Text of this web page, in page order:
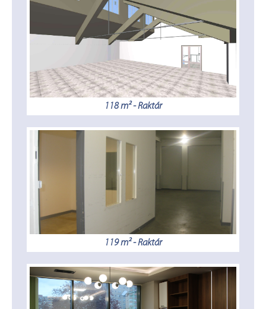
118 m² - Raktár
119 m² - Raktár